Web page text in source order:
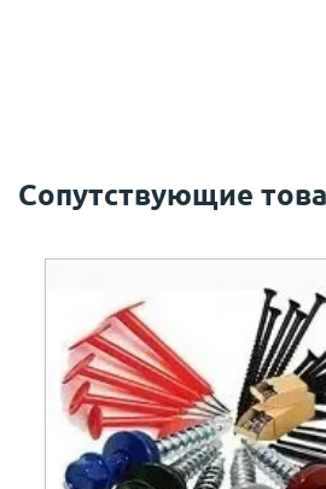
Сопутствующие